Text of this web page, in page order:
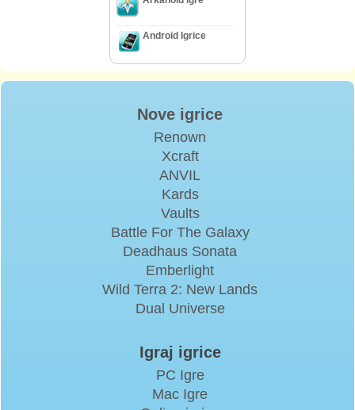
Android Igrice
Nove igrice
Renown
Xcraft
ANVIL
Kards
Vaults
Battle For The Galaxy
Deadhaus Sonata
Emberlight
Wild Terra 2: New Lands
Dual Universe
Igraj igrice
PC Igre
Mac Igre